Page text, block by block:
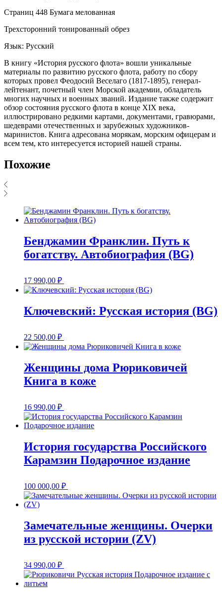
Страниц 448 Бумага мелованная
Трехсторонний тонированный обрез
Язык: Русский
В книгу «История русского флота» вошли уникальные
материалы по развитию русского флота, работу по сбору
которых провел Феодосий Веселаго (1817-1895), генерал-
лейтенант, почетный член Морской академии, обладатель
многих научных и военных званий. Издание также содержит
обзор состояния русского флота в конце XIX века,
иллюстрировано редкими картами, документами, гравюрами,
шедеврами отечественных и зарубежных художников-
маринистов. Книга адресована морякам, морским офицерам и
всем тем, кто интересуется историей нашей страны.
Похожие
Бенджамин Франклин. Путь к
богатству. Автобиография (BG)
17 990,00 ₽
Ключевский: Русская история (BG)
22 500,00 ₽
Женщины дома Рюриковичей
Книга в коже
16 990,00 ₽
История государства Российского
Карамзин Подарочное издание
100 000,00 ₽
Замечательные женщины. Очерки
из русской истории (ZV)
34 990,00 ₽